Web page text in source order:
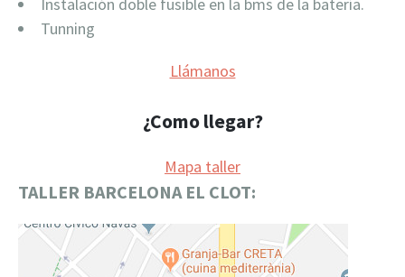
Tunning
Llámanos
¿Como llegar?
Mapa taller
TALLER BARCELONA EL CLOT: